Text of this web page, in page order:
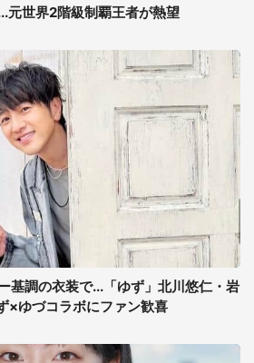
元世界2階級制覇王者が熱望
基調の衣装で...「ゆず」北川悠仁・岩
×ゆづコラボにファン歓喜